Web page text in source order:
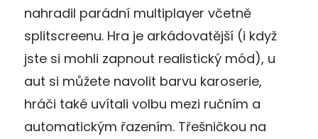
nahradil parádní multiplayer včetně
splitscreenu. Hra je arkádovatější (i když
jste si mohli zapnout realistický mód), u
aut si můžete navolit barvu karoserie,
hráči také uvítali volbu mezi ručním a
automatickým řazením. Třešničkou na